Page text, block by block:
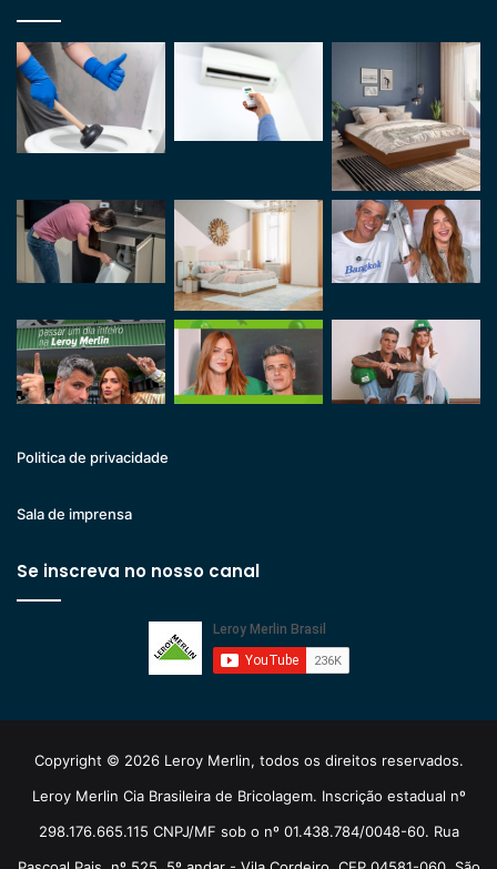
Politica de privacidade
Sala de imprensa
Se inscreva no nosso canal
Copyright © 2026 Leroy Merlin, todos os direitos reservados.
Leroy Merlin Cia Brasileira de Bricolagem. Inscrição estadual nº
298.176.665.115 CNPJ/MF sob o nº 01.438.784/0048-60. Rua